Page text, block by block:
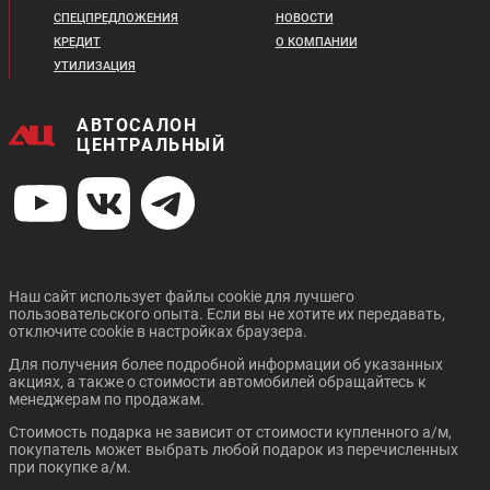
Цена от:
2 799 410 ₽
В кредит от:
Цена от:
2 643 410 ₽
GREAT WALL POER
Цена от:
В кредит от:
40 023 ₽/мес.
Цена от:
В кредит от:
40 487 ₽/мес.
CHANGAN CS95 PLUS GEELY ICON
CHANGAN UNI-K
Цена от:
3 019 310 ₽
CHANGAN CS55 PLUS
CHANGAN UNI-T CHANGAN CS35 PLUS
NEW
СПЕЦПРЕДЛОЖЕНИЯ
КРЕДИТ
УТИЛИЗАЦИЯ
НОВОСТИ
О КОМПАНИИ
АВТОСАЛОН
ЦЕНТРАЛЬНЫЙ
Наш сайт использует файлы cookie для лучшего
пользовательского опыта. Если вы не хотите их передавать,
отключите cookie в настройках браузера.
Для получения более подробной информации об указанных
акциях, а также о стоимости автомобилей обращайтесь к
менеджерам по продажам.
Стоимость подарка не зависит от стоимости купленного а/м,
покупатель может выбрать любой подарок из перечисленных
при покупке а/м.